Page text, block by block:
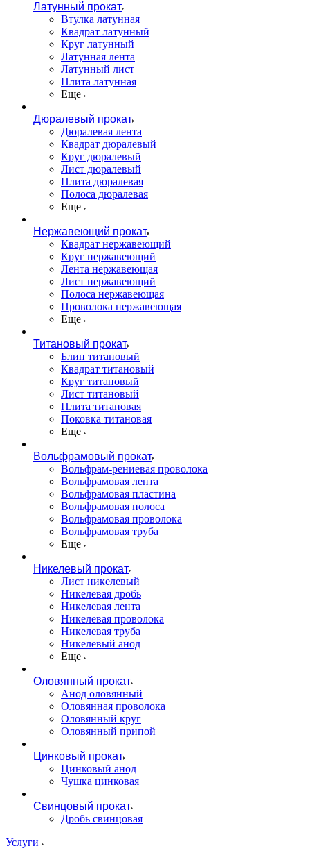
Латунный прокат
Втулка латунная
Квадрат латунный
Круг латунный
Латунная лента
Латунный лист
Плита латунная
Еще
Дюралевый прокат
Дюралевая лента
Квадрат дюралевый
Круг дюралевый
Лист дюралевый
Плита дюралевая
Полоса дюралевая
Еще
Нержавеющий прокат
Квадрат нержавеющий
Круг нержавеющий
Лента нержавеющая
Лист нержавеющий
Полоса нержавеющая
Проволока нержавеющая
Еще
Титановый прокат
Блин титановый
Квадрат титановый
Круг титановый
Лист титановый
Плита титановая
Поковка титановая
Еще
Вольфрамовый прокат
Вольфрам-рениевая проволока
Вольфрамовая лента
Вольфрамовая пластина
Вольфрамовая полоса
Вольфрамовая проволока
Вольфрамовая труба
Еще
Никелевый прокат
Лист никелевый
Никелевая дробь
Никелевая лента
Никелевая проволока
Никелевая труба
Никелевый анод
Еще
Оловянный прокат
Анод оловянный
Оловянная проволока
Оловянный круг
Оловянный припой
Цинковый прокат
Цинковый анод
Чушка цинковая
Свинцовый прокат
Дробь свинцовая
Услуги